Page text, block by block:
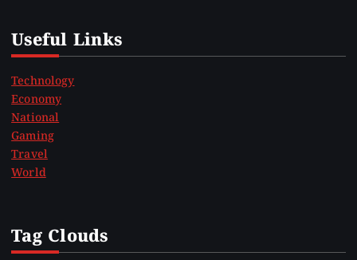
Useful Links
Technology
Economy
National
Gaming
Travel
World
Tag Clouds